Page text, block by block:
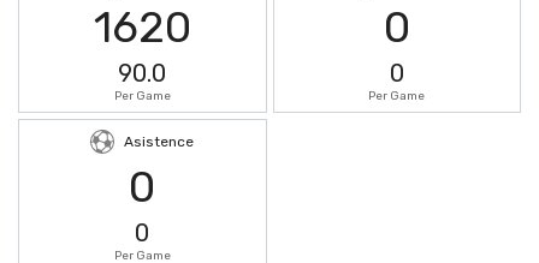
1620
90.0
Per Game
0
0
Per Game
Asistence
0
0
Per Game